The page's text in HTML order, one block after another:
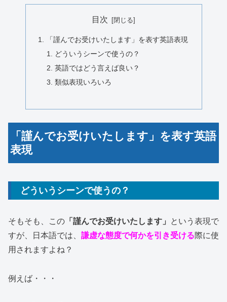
目次
「謹んでお受けいたします」を表す英語表現
どういうシーンで使うの？
英語ではどう言えば良い？
類似表現いろいろ
「謹んでお受けいたします」を表す英語
表現
どういうシーンで使うの？
そもそも、この 「謹んでお受けいたします」
という表現で
すが、日本語では、 謙虚な態度で何かを引き受ける際に使
用されますよね？
例えば・・・